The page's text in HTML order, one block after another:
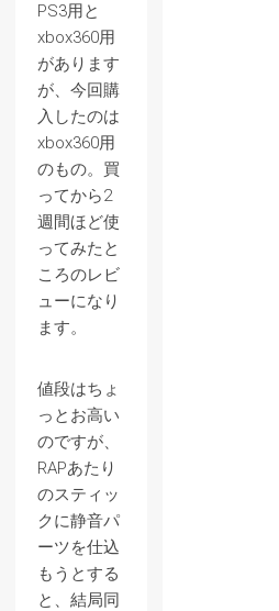
PS3用と
xbox360用
があります
が、今回購
入したのは
xbox360用
のもの。買
ってから2
週間ほど使
ってみたと
ころのレビ
ューになり
ます。
値段はちょ
っとお高い
のですが、
RAPあたり
のスティッ
クに静音パ
ーツを仕込
もうとする
と、結局同